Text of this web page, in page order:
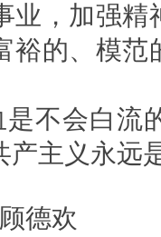
业，加强
裕的、模
会白流的
产主义永远